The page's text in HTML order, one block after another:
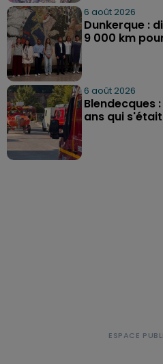
6 août 2026
Dunkerque :
9 000 km
6 août 2026
Blendecques
ans qui